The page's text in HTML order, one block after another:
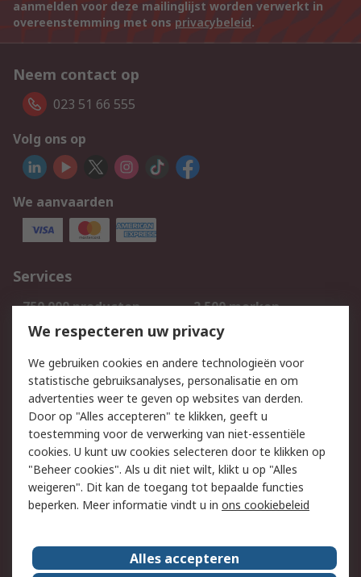
aanmelden voor deze mailinglijst worden verwerkt in
overeenstemming met ons privacybeleid.
Neem contact op
023 51 66 555
Volg ons op
We aanvaarden
Services
750.000 producten
2.500 merken
Bestellen
Inkoopoplossingen
Track & Trace
Wettelijk
Cookiebeleid
Email veiligheid
Privacybeleid
Websitevoorwaarden
Algemene
verkoopvoorwaarden
Over RS
We respecteren uw privacy
We gebruiken cookies en andere technologieën voor
statistische gebruiksanalyses, personalisatie en om
advertenties weer te geven op websites van derden.
Door op "Alles accepteren" te klikken, geeft u
toestemming voor de verwerking van niet-essentiële
cookies. U kunt uw cookies selecteren door te klikken op
"Beheer cookies". Als u dit niet wilt, klikt u op "Alles
weigeren". Dit kan de toegang tot bepaalde functies
beperken. Meer informatie vindt u in ons cookiebeleid
Alles accepteren